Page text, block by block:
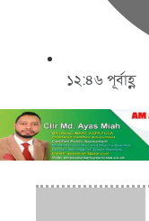
১২:৪৬ পূর্বাহ্ণ